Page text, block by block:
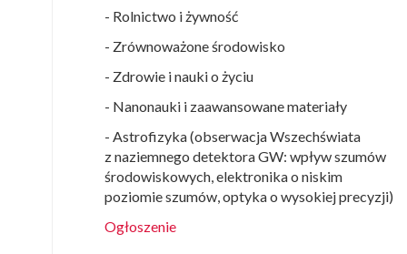
- Rolnictwo i żywność
- Zrównoważone środowisko
- Zdrowie i nauki o życiu
- Nanonauki i zaawansowane materiały
- Astrofizyka (obserwacja Wszechświata
z naziemnego detektora GW: wpływ szumów
środowiskowych, elektronika o niskim
poziomie szumów, optyka o wysokiej precyzji)
Ogłoszenie